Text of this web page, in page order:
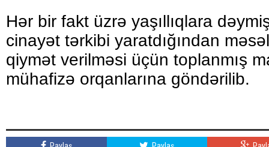
Hər bir fakt üzrə yaşıllıqlara
cinayət tərkibi yaratdığından
qiymət verilməsi üçün toplanmış
mühafizə orqanlarına göndərilib.